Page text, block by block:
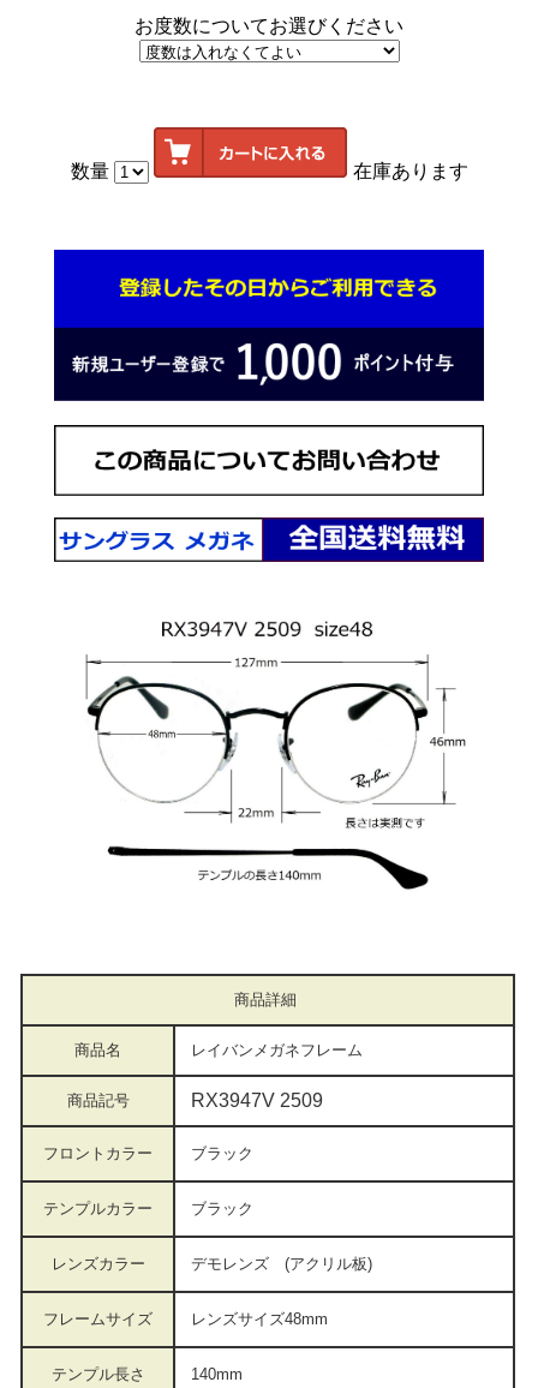
お度数についてお選びください
数量 在庫あります
商品詳細
商品名 レイバンメガネフレーム
商品記号 RX3947V 2509
フロントカラー ブラック
テンプルカラー ブラック
レンズカラー デモレンズ (アクリル板)
フレームサイズ レンズサイズ48mm
テンプル長さ 140mm